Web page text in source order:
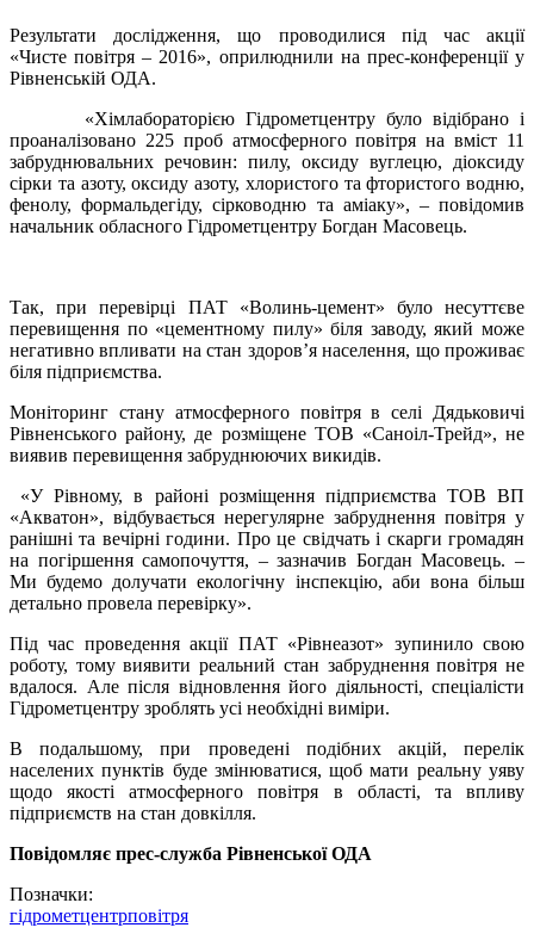
Результати дослідження, що проводилися під час акції
«Чисте повітря – 2016», оприлюднили на прес-конференції у
Рівненській ОДА.
«Хімлабораторією Гідрометцентру було відібрано і
проаналізовано 225 проб атмосферного повітря на вміст 11
забруднювальних речовин: пилу, оксиду вуглецю, діоксиду
сірки та азоту, оксиду азоту, хлористого та фтористого водню,
фенолу, формальдегіду, сірководню та аміаку», – повідомив
начальник обласного Гідрометцентру Богдан Масовець.
Так, при перевірці ПАТ «Волинь-цемент» було несуттєве
перевищення по «цементному пилу» біля заводу, який може
негативно впливати на стан здоров’я населення, що проживає
біля підприємства.
Моніторинг стану атмосферного повітря в селі Дядьковичі
Рівненського району, де розміщене ТОВ «Саноіл-Трейд», не
виявив перевищення забруднюючих викидів.
«У Рівному, в районі розміщення підприємства ТОВ ВП
«Акватон», відбувається нерегулярне забруднення повітря у
ранішні та вечірні години. Про це свідчать і скарги громадян
на погіршення самопочуття, – зазначив Богдан Масовець. –
Ми будемо долучати екологічну інспекцію, аби вона більш
детально провела перевірку».
Під час проведення акції ПАТ «Рівнеазот» зупинило свою
роботу, тому виявити реальний стан забруднення повітря не
вдалося. Але після відновлення його діяльності, спеціалісти
Гідрометцентру зроблять усі необхідні виміри.
В подальшому, при проведені подібних акцій, перелік
населених пунктів буде змінюватися, щоб мати реальну уяву
щодо якості атмосферного повітря в області, та впливу
підприємств на стан довкілля.
Повідомляє прес-служба Рівненської ОДА
Позначки:
гідрометцентрповітря